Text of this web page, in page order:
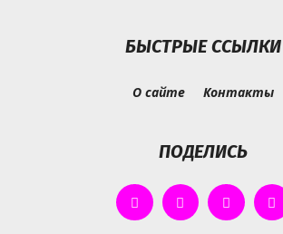
БЫСТРЫЕ ССЫЛКИ
О сайте Контакты
ПОДЕЛИСЬ